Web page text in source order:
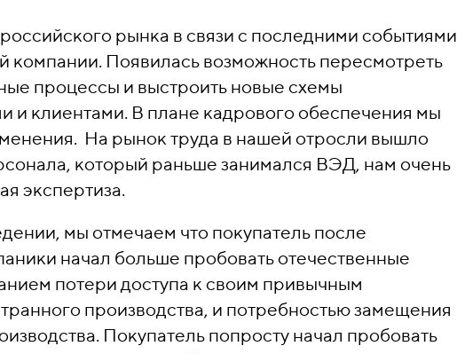
рынка в связи с последними событиями
Появилась возможность пересмотреть
процессы и выстроить новые схемы
и клиентами. В плане кадрового обеспечения мы
На рынок труда в нашей отросли вышло
который раньше занимался ВЭД, нам очень
экспертиза.
мы отмечаем что покупатель после
начал больше пробовать отечественные
потери доступа к своим привычным
производства, и потребностью замещения
Покупатель попросту начал пробовать